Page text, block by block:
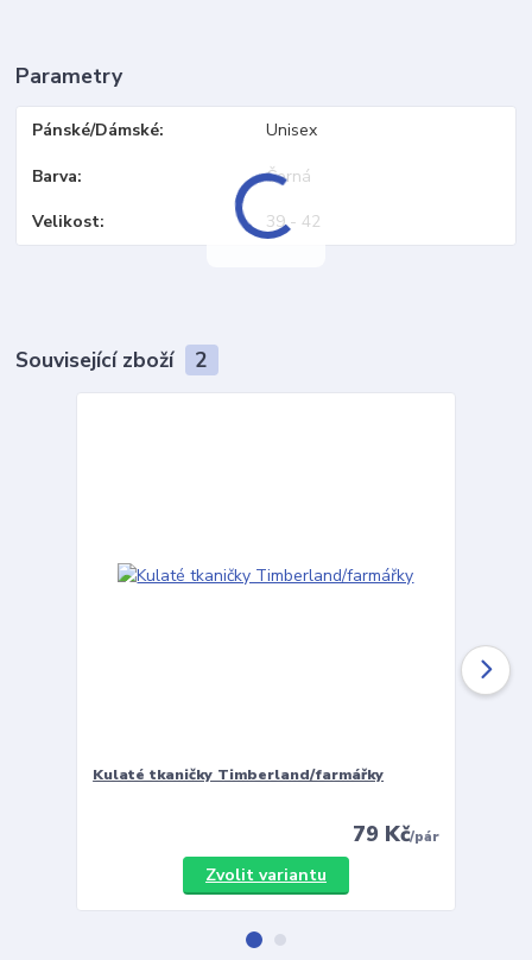
Parametry
Pánské/Dámské Unisex
Barva Černá
Velikost 39 - 42
Související zboží 2
Kulaté tkaničky Timberland/farmářky
79 Kč/pár
Zvolit variantu